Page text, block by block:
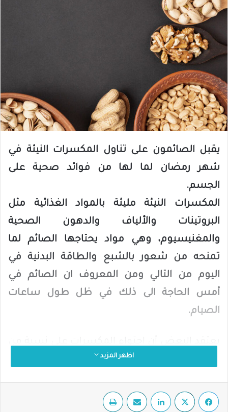
يقبل الصائمون على تناول المكسرات النيئة في
شهر رمضان لما لها من فوائد صحية على
الجسم.
المكسرات النيئة مليئة بالمواد الغذائية مثل
البروتينات والألياف والدهون الصحية
والمغنيسيوم، وهي مواد يحتاجها الصائم لما
تمنحه من شعور بالشبع والطاقة البدنية في
اليوم من التالي ومن المعروف ان الصائم في
أمس الحاجة الى ذلك في ظل طول ساعات
الصيام.
الدهون يجعلها مضرة، لكن هذه الدهون تتميز
الكوليسترول الضار وترفع معدل الكوليسترول
اظهر المزيد
فيسبوك لينكدإن مشاركة عبر البريد